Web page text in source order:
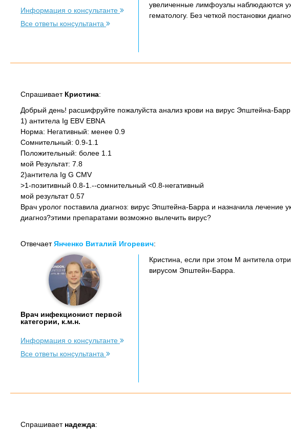
Информация о консультанте
Все ответы консультанта
увеличенные лимфоузлы наблюдаются
гематологу. Без четкой постановки
Спрашивает Кристина:
Добрый день! расшифруйте пожалуйста анализ крови на вирус Эпштейна-Барр
1) антитела Ig EBV EBNA
Норма: Негативный: менее 0.9
Сомнительный: 0.9-1.1
Положительный: более 1.1
мой Результат: 7.8
2)антитела Ig G CMV
>1-позитивный 0.8-1.--сомнительный <0.8-негативный
мой результат 0.57
Врач уролог поставила диагноз: вирус Эпштейна-Барра и назначила
диагноз?этими препаратами возможно вылечить вирус?
ОтвечаетЯнченко Виталий Игоревич:
Врач инфекционист первой
категории, к.м.н.
Информация о консультанте
Все ответы консультанта
Кристина, если при этом М антитела
вирусом Эпштейн-Барра.
Спрашивает надежда: